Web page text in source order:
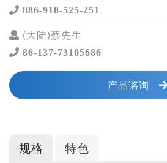
886-918-525-251
(大陆)蔡先生
86-137-73105686
产品谘询
规格 特色